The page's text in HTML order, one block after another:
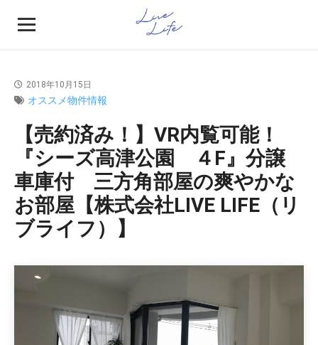
2018年10月15日
オススメ物件情報
【売約済み！】VR内覧可能！
『シーズ高津公園 ４F』分譲
車庫付 三方角部屋の爽やかな
お部屋【株式会社LIVE LIFE（リ
ブライフ）】